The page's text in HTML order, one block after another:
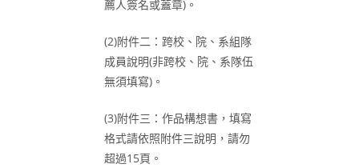
薦人簽名或蓋章)。
(2)附件二：跨校、院、系組隊
成員說明(非跨校、院、系隊伍
無須填寫)。
(3)附件三：作品構想書，填寫
格式請依照附件三說明，請勿
超過15頁。